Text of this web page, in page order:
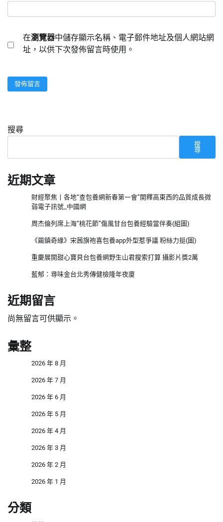
在瀏覽器中儲存顯示名稱、電子郵件地址及個人網站網
址，以供下次發佈留言時使用。
搜尋
搜
尋
近期文章
財經聚焦丨各地“查包養網新春第一會”開釋高東西的品質成長微
弱電子訊號_中國網
周杰倫列席上海“桃花節”傷風甘台包養經驗當伴奏(組圖)
《繭鎮奇緣》宋茜旗袍喜包養app外型惹爭議 粉絲力挺(圖)
重慶展開甜心寶貝台包養網野生山君搜索打算 攝影片獎2萬
藍郁：尋味金台北秀傳健檢隆年夜廈
近期留言
尚無留言可供顯示。
彙整
2026 年 8 月
2026 年 7 月
2026 年 6 月
2026 年 5 月
2026 年 4 月
2026 年 3 月
2026 年 2 月
2026 年 1 月
分類